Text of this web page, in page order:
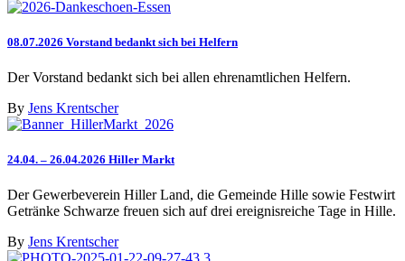
08.07.2026 Vorstand bedankt sich bei Helfern
Der Vorstand bedankt sich bei allen ehrenamtlichen Helfern.
By Jens Krentscher
24.04. – 26.04.2026 Hiller Markt
Der Gewerbeverein Hiller Land, die Gemeinde Hille sowie Festwirt
Getränke Schwarze freuen sich auf drei ereignisreiche Tage in Hille.
By Jens Krentscher